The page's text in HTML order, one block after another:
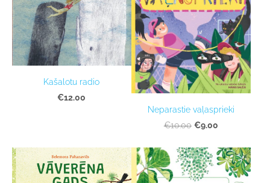
Kašalotu radio
€12.00
Neparastie vaļasprieki
€10.00 €9.00